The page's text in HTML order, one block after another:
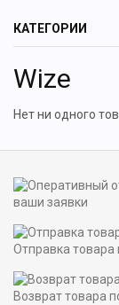
КАТЕГОРИИ
Wize
Нет ни одного
ваши заявки
Отправка товара
Возврат товара